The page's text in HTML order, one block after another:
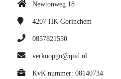
Newtonweg 18
4207 HK Gorinchem
0857821550
verkoopgo@qiid.nl
KvK nummer: 08140734